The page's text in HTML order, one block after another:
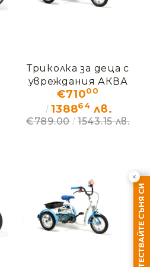
Триколка за деца с
увреждания АКВА
Vermeiren
€71000
138864 лв.
€789.00 1543.15 лв.
ТЕСТВАЙТЕ СЪНЯ СИ
×